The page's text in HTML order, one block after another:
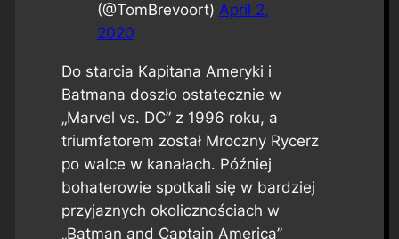
(@TomBrevoort) April 2,
2020
Do starcia Kapitana Ameryki i
Batmana doszło ostatecznie w
„Marvel vs. DC” z 1996 roku, a
triumfatorem został Mroczny Rycerz
po walce w kanałach. Później
bohaterowie spotkali się w bardziej
przyjaznych okolicznościach w
„Batman and Captain America”